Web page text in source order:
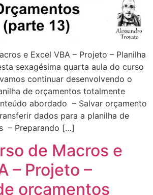
e Excel VBA – Projeto – Planilha
sexagésima quarta aula do curso
continuar desenvolvendo o
de orçamentos totalmente
abordado – Salvar orçamento
dados para a planilha de
– Preparando […]
de Macros e
– Projeto –
orçamentos